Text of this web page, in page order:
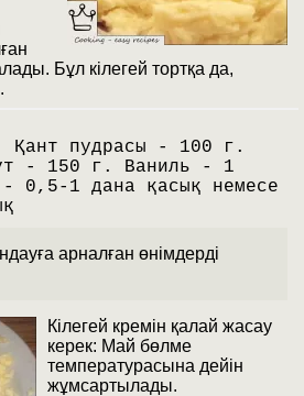
Бұл кілегей тортқа да,
пудрасы - 100 г.
- 150 г. Ваниль - 1
- 0,5-1 дана қасық немесе
арналған өнімдерді
Кілегей кремін қалай жасау
керек: Май бөлме
температурасына дейін
жұмсартылады.